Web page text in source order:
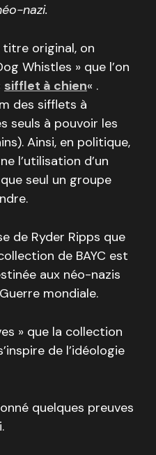
nazi.
titre original, on
Whistles » que l’on
sifflet à chien« .
des sifflets à
seuls à pouvoir les
Ainsi, en politique,
l’utilisation d’un
seul un groupe
de Ryder Ripps que
de BAYC est
aux néo-nazis
mondiale.
» que la collection
de l’idéologie
quelques preuves